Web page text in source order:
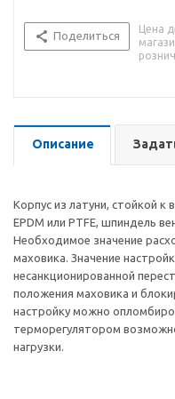
Поделиться
Цена
Описание
Корпус из латуни, стойкой к
EPDM или PTFE, шпиндель
Необходимое значение
маховика. Значение
несанкционированной
положения маховика и
настройку можно
терморегулятором
нагрузки.